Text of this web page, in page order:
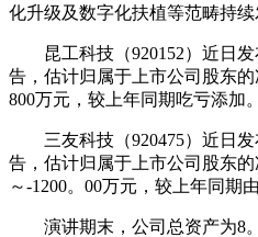
化升级及数字化扶植等范畴持
昆工科技（920152）近日发
告，估计归属于上市公司股东的
800万元，较上年同期吃亏添加。
三友科技（920475）近日发
告，估计归属于上市公司股东的
～-1200。00万元，较上年同期
演讲期末，公司总资产为8。